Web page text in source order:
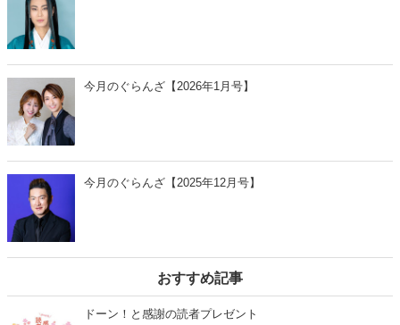
今月のぐらんざ【2026年1月号】
今月のぐらんざ【2025年12月号】
おすすめ記事
ドーン！と感謝の読者プレゼント